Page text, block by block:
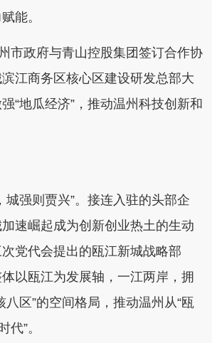
能。
政府与青山控股集团签订合作协
江商务区核心区建设研发总部大
“地瓜经济”，推动温州科技创新和
强则贾兴”。接连入驻的头部企
速崛起成为创新创业热土的生动
党代会提出的瓯江新城战略部
以瓯江为发展轴，一江两岸，拥
八区”的空间格局，推动温州从“瓯
代”。